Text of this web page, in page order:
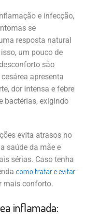
e infecção,
se
resposta natural
um pouco de
são
apresenta
dor intensa e febre
bactérias, exigindo
evita atrasos no
saúde da mãe e
sérias. Caso tenha
como tratar e evitar
mais conforto.
inflamada: